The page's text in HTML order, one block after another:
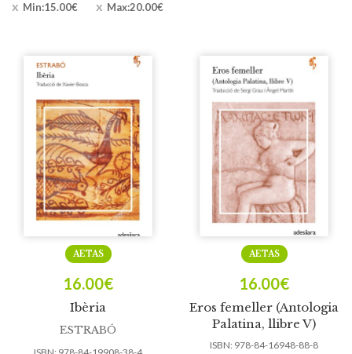
Min:15.00€ Max:20.00€
Ibèria
AETAS
16.00€
ESTRABÓ
Eros femeller (Antologia
Palatina, llibre V)
AETAS
16.00€
ISBN: 978-84-16948-88-8